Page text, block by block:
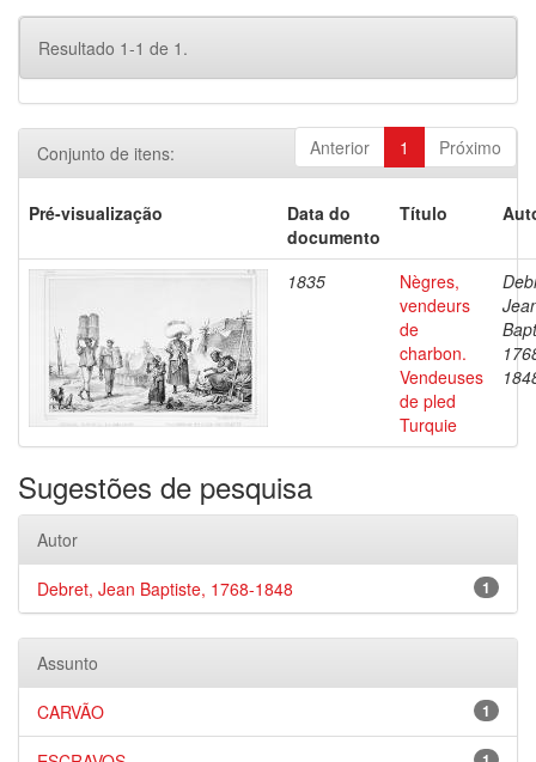
Resultado 1-1 de 1.
Anterior 1 Próximo
Conjunto de itens:
Pré-visualização
Data do
documento
Título
1835
Nègres,
vendeurs
de
charbon.
Vendeuses
de pled
Turquie
Sugestões de pesquisa
Autor
1
Debret, Jean Baptiste, 1768-1848
Assunto
1
CARVÃO